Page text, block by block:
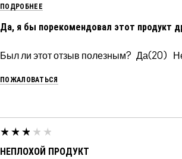
ПОДРОБНЕЕ
Да, я бы порекомендовал этот продукт
Был ли этот отзыв полезным? 20
ПОЖАЛОВАТЬСЯ
НЕПЛОХОЙ ПРОДУКТ